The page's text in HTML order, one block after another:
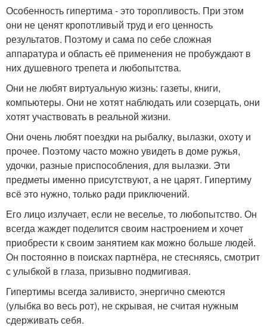
Особенность гипертима - это торопливость. При этом
они не ценят кропотливый труд и его ценность
результатов. Поэтому и сама по себе сложная
аппаратура и область её применения не пробуждают в
них душевного трепета и любопытства.
Они не любят виртуальную жизнь: газеты, книги,
компьютеры. Они не хотят наблюдать или созерцать, они
хотят участвовать в реальной жизни.
Они очень любят поездки на рыбалку, вылазки, охоту и
прочее. Поэтому часто можно увидеть в доме ружья,
удочки, разные приспособления, для вылазки. Эти
предметы именно присутствуют, а не царят. Гипертиму
всё это нужно, только ради приключений.
Его лицо излучает, если не веселье, то любопытство. Он
всегда жаждет поделится своим настроением и хочет
приобрести к своим занятием как можно больше людей.
Он постоянно в поисках партнёра, не стесняясь, смотрит
с улыбкой в глаза, призывно подмигивая.
Гипертимы всегда заливисто, энергично смеются
(улыбка во весь рот), не скрывая, не считая нужным
сдерживать себя.